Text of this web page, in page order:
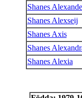
Shanes
Shanes Alexseij
Shanes Axis
Shanes
Shanes Alexia